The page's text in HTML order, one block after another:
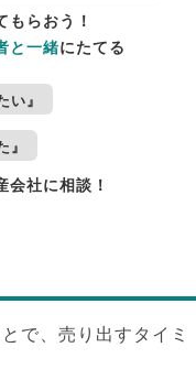
もらおう！
と一緒にたてる
い』
』
会社に相談！
で、売り出すタイミ